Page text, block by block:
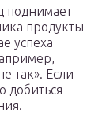
поднимает
продукты
успеха
так». Если
добиться